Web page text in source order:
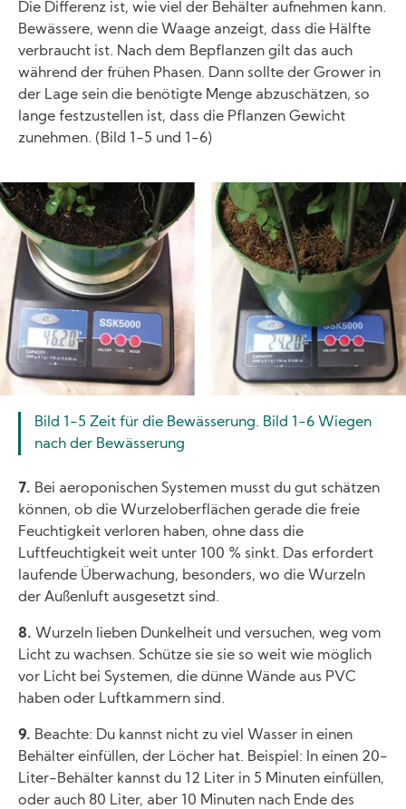
Die Differenz ist, wie viel der Behälter aufnehmen kann.
Bewässere, wenn die Waage anzeigt, dass die Hälfte
verbraucht ist. Nach dem Bepflanzen gilt das auch
während der frühen Phasen. Dann sollte der Grower in
der Lage sein die benötigte Menge abzuschätzen, so
lange festzustellen ist, dass die Pflanzen Gewicht
zunehmen. (Bild 1-5 und 1-6)
Image
Bild 1-5 Zeit für die Bewässerung. Bild 1-6 Wiegen
nach der Bewässerung
7. Bei aeroponischen Systemen musst du gut schätzen
können, ob die Wurzeloberflächen gerade die freie
Feuchtigkeit verloren haben, ohne dass die
Luftfeuchtigkeit weit unter 100 % sinkt. Das erfordert
laufende Überwachung, besonders, wo die Wurzeln
der Außenluft ausgesetzt sind.
8. Wurzeln lieben Dunkelheit und versuchen, weg vom
Licht zu wachsen. Schütze sie sie so weit wie möglich
vor Licht bei Systemen, die dünne Wände aus PVC
haben oder Luftkammern sind.
9. Beachte: Du kannst nicht zu viel Wasser in einen
Behälter einfüllen, der Löcher hat. Beispiel: In einen 20-
Liter-Behälter kannst du 12 Liter in 5 Minuten einfüllen,
oder auch 80 Liter, aber 10 Minuten nach Ende des